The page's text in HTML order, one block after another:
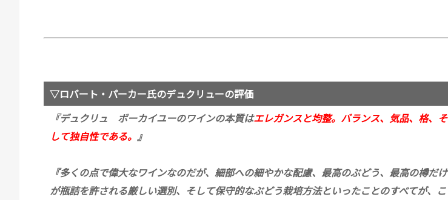
▽ロバート・パーカー氏のデュクリューの評価
『デュクリュ ボーカイユーのワインの本質はエレガンスと均整。バランス、気品、格、そ
して独自性である。 』
『多くの点で偉大なワインなのだが、細部への細やかな配慮、最高のぶどう、最高の樽だけ
が瓶詰を許される厳しい選別、そして保守的なぶどう栽培方法といったことのすべてが、こ